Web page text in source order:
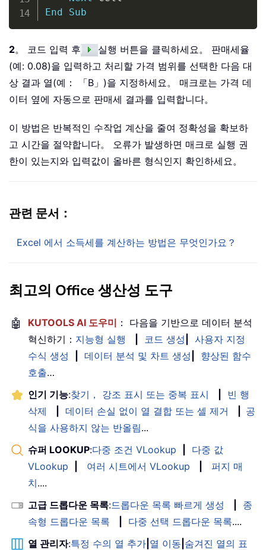
End
Sub
2。 코드 입력 후
실행 버튼을 클릭하세요。 판매세율
(예: 0.08)을 입력하고 처리할 가격 범위를 선택한 다음 대
상 결과 열(예： 「B」)을 지정하세요。 매크로는 가격 데
이터 옆에 자동으로 판매세 결과를 입력합니다。
이 방법은 반복적인 수작업 계산을 줄여 정확성을 확보하
고 시간을 절약합니다。 오류가 발생하면 매크로 실행 권
한이 있는지와 입력값이 올바른 형식인지 확인하세요。
관련 문서：
Excel 에서 소득세를 계산하는 방법은 무엇인가요？
최고의 Office 생산성 도구
🤖 KUTOOLS AI 도우미 ： 다음을 기반으로 데이터 분석
혁신하기： 지능형 실행 코드 생성
사용자 지정
수식 생성
데이터 분석 및 차트 생성
향상된 함수
호출…
인기 기능:찾기， 강조 표시 또는 중복 표시
빈 행
삭제
데이터 손실 없이 열 결합 또는 셀 제거
공
식을 사용하지 않는 반올림...
슈퍼 LOOKUP:다중 조건 VLookup
다중 값
VLookup
여러 시트에서 VLookup
퍼지 매
치....
고급 드롭다운 목록:드롭다운 목록 빠르게 생성
종
속형 드롭다운 목록
다중 선택 드롭다운 목록....
열 관리자:특정 수의 열 추가 열 이동 숨겨진 열의 표